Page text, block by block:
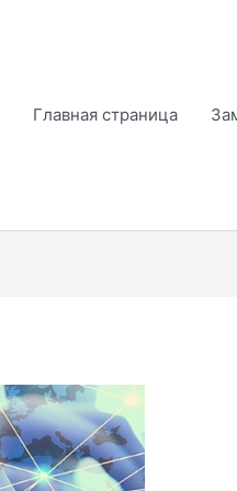
Главная страница